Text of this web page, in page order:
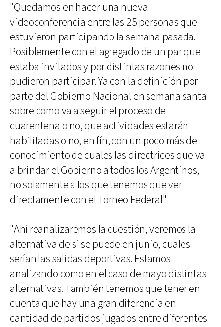
"Quedamos en hacer una nueva
videoconferencia entre las 25 personas que
estuvieron participando la semana pasada.
Posiblemente con el agregado de un par que
estaba invitados y por distintas razones no
pudieron participar. Ya con la definición por
parte del Gobierno Nacional en semana santa
sobre como va a seguir el proceso de
cuarentena o no, que actividades estarán
habilitadas o no, en fín, con un poco más de
conocimiento de cuales las directrices que va
a brindar el Gobierno a todos los Argentinos,
no solamente a los que tenemos que ver
directamente con el Torneo Federal"
"Ahí reanalizaremos la cuestión, veremos la
alternativa de si se puede en junio, cuales
serían las salidas deportivas. Estamos
analizando como en el caso de mayo distintas
alternativas. También tenemos que tener en
cuenta que hay una gran diferencia en
cantidad de partidos jugados entre diferentes